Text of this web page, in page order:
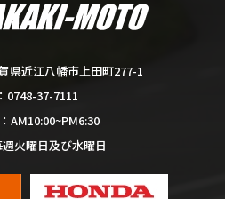
県近江八幡市上田町277-1
0748-37-7111
AM10:00~PM6:30
週火曜日及び水曜日